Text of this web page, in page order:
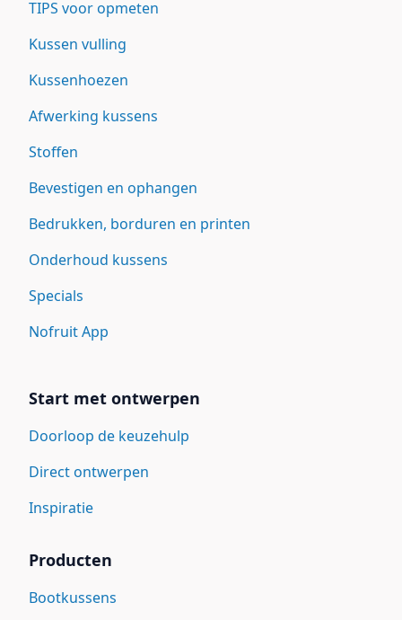
TIPS voor opmeten
Kussen vulling
Kussenhoezen
Afwerking kussens
Stoffen
Bevestigen en ophangen
Bedrukken, borduren en printen
Onderhoud kussens
Specials
Nofruit App
Start met ontwerpen
Doorloop de keuzehulp
Direct ontwerpen
Inspiratie
Producten
Bootkussens